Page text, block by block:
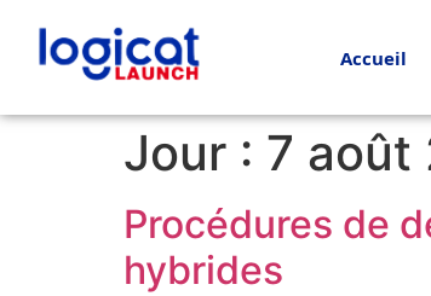
Accueil
Jour : 7 août
Procédures de
hybrides